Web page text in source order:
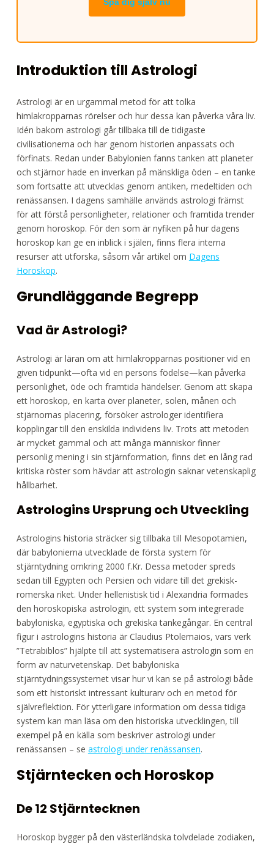
Introduktion till Astrologi
Astrologi är en urgammal metod för att tolka
himlakropparnas rörelser och hur dessa kan påverka våra liv.
Idén bakom astrologi går tillbaka till de tidigaste
civilisationerna och har genom historien anpassats och
förfinats. Redan under Babylonien fanns tanken att planeter
och stjärnor hade en inverkan på mänskliga öden – en tanke
som fortsatte att utvecklas genom antiken, medeltiden och
renässansen. I dagens samhälle används astrologi främst
för att förstå personligheter, relationer och framtida trender
genom horoskop. För den som är nyfiken på hur dagens
horoskop kan ge en inblick i själen, finns flera interna
resurser att utforska, såsom vår artikel om Dagens
Horoskop.
Grundläggande Begrepp
Vad är Astrologi?
Astrologi är läran om att himlakropparnas positioner vid en
given tidpunkt—ofta vid en persons födelse—kan påverka
personlighet, öde och framtida händelser. Genom att skapa
ett horoskop, en karta över planeter, solen, månen och
stjärnornas placering, försöker astrologer identifiera
kopplingar till den enskilda individens liv. Trots att metoden
är mycket gammal och att många människor finner
personlig mening i sin stjärnformation, finns det en lång rad
kritiska röster som hävdar att astrologin saknar vetenskaplig
hållbarhet.
Astrologins Ursprung och Utveckling
Astrologins historia sträcker sig tillbaka till Mesopotamien,
där babylonierna utvecklade de första system för
stjärntydning omkring 2000 f.Kr. Dessa metoder spreds
sedan till Egypten och Persien och vidare till det grekisk-
romerska riket. Under hellenistisk tid i Alexandria formades
den horoskopiska astrologin, ett system som integrerade
babyloniska, egyptiska och grekiska tankegångar. En central
figur i astrologins historia är Claudius Ptolemaios, vars verk
”Tetrabiblos” hjälpte till att systematisera astrologin som en
form av naturvetenskap. Det babyloniska
stjärntydningssystemet visar hur vi kan se på astrologi både
som ett historiskt intressant kulturarv och en metod för
självreflektion. För ytterligare information om dessa tidiga
system kan man läsa om den historiska utvecklingen, till
exempel på en källa som beskriver astrologi under
renässansen – se astrologi under renässansen.
Stjärntecken och Horoskop
De 12 Stjärntecknen
Horoskop bygger på den västerländska tolvdelade zodiaken,